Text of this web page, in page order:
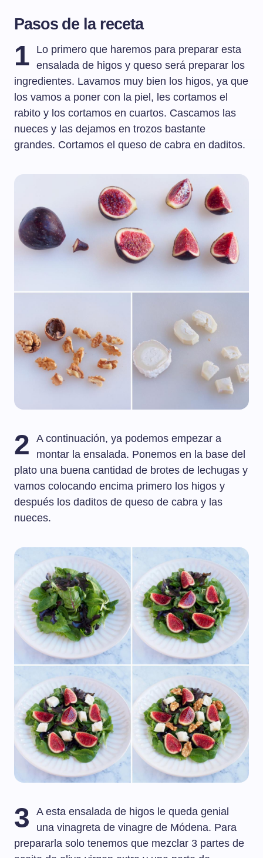
Pasos de la receta
1
Lo primero que haremos para preparar esta
ensalada de higos y queso será preparar los
ingredientes. Lavamos muy bien los higos, ya que
los vamos a poner con la piel, les cortamos el
rabito y los cortamos en cuartos. Cascamos las
nueces y las dejamos en trozos bastante
grandes. Cortamos el queso de cabra en daditos.
2
A continuación, ya podemos empezar a
montar la ensalada. Ponemos en la base del
plato una buena cantidad de brotes de lechugas y
vamos colocando encima primero los higos y
después los daditos de queso de cabra y las
nueces.
3
A esta ensalada de higos le queda genial
una vinagreta de vinagre de Módena. Para
prepararla solo tenemos que mezclar 3 partes de